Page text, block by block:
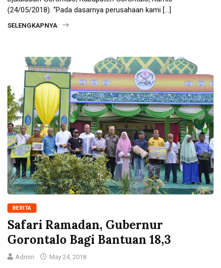
(24/05/2018). “Pada dasarnya perusahaan kami […]
SELENGKAPNYA
BERITA
Safari Ramadan, Gubernur
Gorontalo Bagi Bantuan 18,3
Admin May 24, 2018